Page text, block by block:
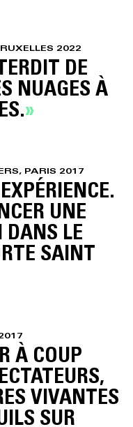
2022
DE
NUAGES À
PARIS 2017
UNE
DANS LE
SAINT
À COUP
VIVANTES
SUR